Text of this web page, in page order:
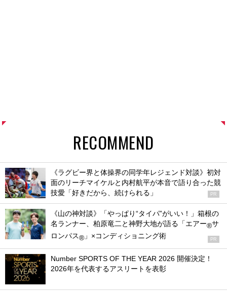
RECOMMEND
《ラグビー界と体操界の同学年レジェンド対談》初対
面のリーチマイケルと内村航平が本音で語り合った競
技愛「好きだから、続けられる」
PR
《山の神対談》「やっぱり“タイパ”がいい！」箱根の
名ランナー、柏原竜二と神野大地が語る「エアー®サ
ロンパス® 」×コンディショニング術 PR
Number SPORTS OF THE YEAR 2026 開催決定！
2026年を代表するアスリートを表彰